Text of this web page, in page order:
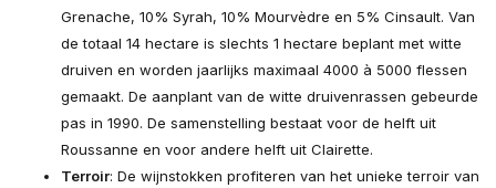
Grenache, 10% Syrah, 10% Mourvèdre en 5% Cinsault. Van
de totaal 14 hectare is slechts 1 hectare beplant met witte
druiven en worden jaarlijks maximaal 4000 à 5000 flessen
gemaakt. De aanplant van de witte druivenrassen gebeurde
pas in 1990. De samenstelling bestaat voor de helft uit
Roussanne en voor andere helft uit Clairette.
Terroir: De wijnstokken profiteren van het unieke terroir van